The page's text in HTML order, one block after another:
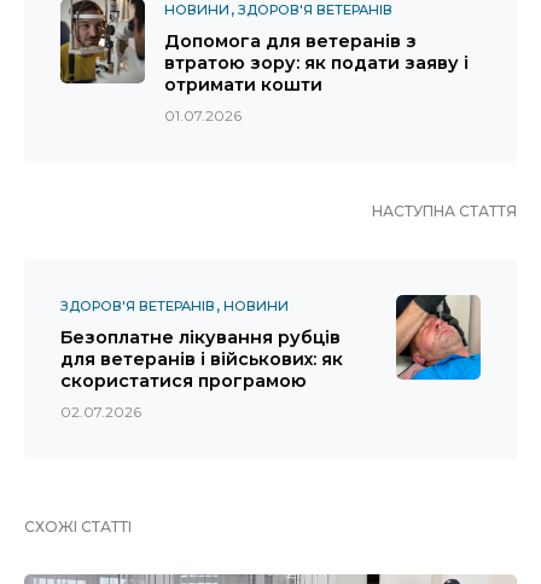
НОВИНИ ЗДОРОВ'Я ВЕТЕРАНІВ
Допомога для ветеранів з
втратою зору: як подати заяву і
отримати кошти
01.07.2026
НАСТУПНА СТАТТЯ
ЗДОРОВ'Я ВЕТЕРАНІВ НОВИНИ
Безоплатне лікування рубців
для ветеранів і військових: як
скористатися програмою
02.07.2026
СХОЖІ СТАТТІ